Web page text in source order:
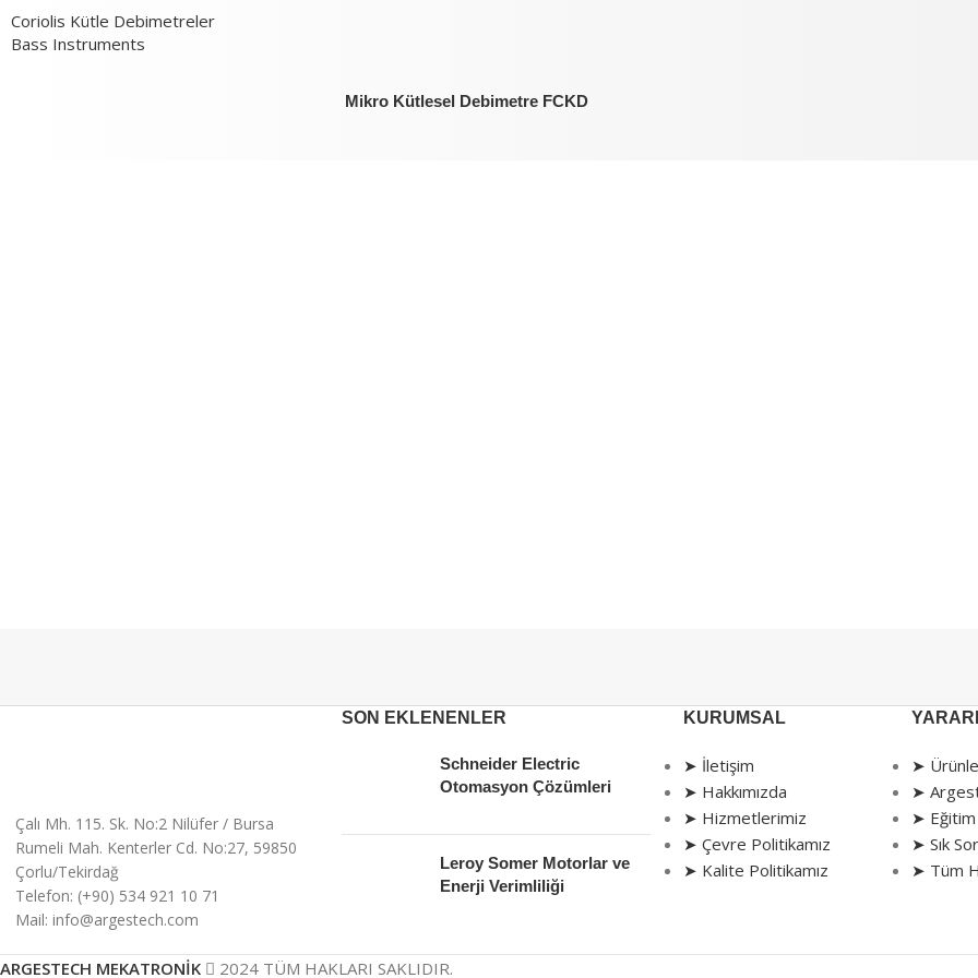
Coriolis Kütle Debimetreler
Bass Instruments
Mikro Kütlesel Debimetre FCKD
Çalı Mh. 115. Sk. No:2 Nilüfer / Bursa
Rumeli Mah. Kenterler Cd. No:27, 59850
Çorlu/Tekirdağ
Telefon: (+90) 534 921 10 71
Mail: info@argestech.com
SON EKLENENLER
Schneider Electric
Otomasyon Çözümleri
Leroy Somer Motorlar ve
Enerji Verimliliği
KURUMSAL
➤ İletişim
➤ Hakkımızda
➤ Hizmetlerimiz
➤ Çevre Politikamız
➤ Kalite Politikamız
➤
➤
➤
➤ Sık
➤ Tüm
ARGESTECH MEKATRONİK 2024 TÜM HAKLARI SAKLIDIR.